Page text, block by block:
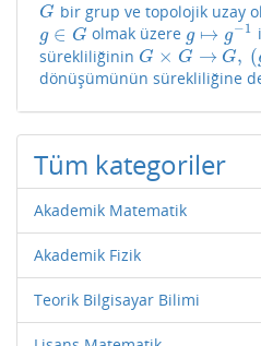
G
G bir grup ve topolojik uzay
g ∈ G
g∈G olmak üzere g ↦ g−1
g↦g−1
sürekliliğinin G × G → G, (
G× G→G (g, h)↦ g
dönüşümünün sürekliliğine
Tüm kategoriler
Akademik Matematik
Akademik Fizik
Teorik Bilgisayar Bilimi